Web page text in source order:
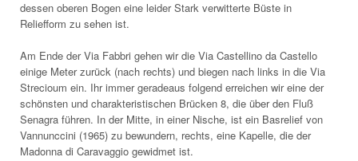
dessen oberen Bogen eine leider Stark verwitterte Büste in
Reliefform zu sehen ist.
Am Ende der Via Fabbri gehen wir die Via Castellino da Castello
einige Meter zurück (nach rechts) und biegen nach links in die Via
Strecioum ein. Ihr immer geradeaus folgend erreichen wir eine der
schönsten und charakteristischen Brücken 8, die über den Fluß
Senagra führen. In der Mitte, in einer Nische, ist ein Basrelief von
Vannunccini (1965) zu bewundern, rechts, eine Kapelle, die der
Madonna di Caravaggio gewidmet ist.